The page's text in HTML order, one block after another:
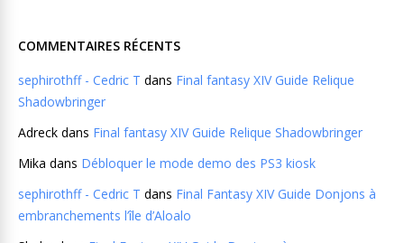
COMMENTAIRES RÉCENTS
sephirothff - Cedric T dans Final fantasy XIV Guide Relique
Shadowbringer
Adreck dans Final fantasy XIV Guide Relique Shadowbringer
Mika dans Débloquer le mode demo des PS3 kiosk
sephirothff - Cedric T dans Final Fantasy XIV Guide Donjons à
embranchements l’île d’Aloalo